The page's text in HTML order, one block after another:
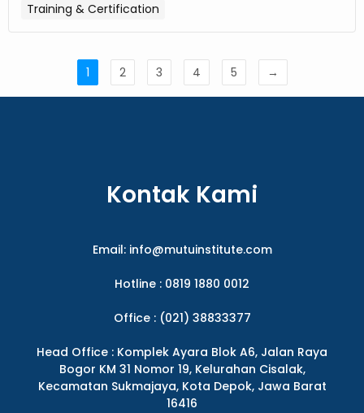
Training & Certification
1 2 3 4 5 →
Kontak Kami
Email: info@mutuinstitute.com
Hotline : 0819 1880 0012
Office : (021) 38833377
Head Office : Komplek Ayara Blok A6, Jalan Raya
Bogor KM 31 Nomor 19, Kelurahan Cisalak,
Kecamatan Sukmajaya, Kota Depok, Jawa Barat
16416